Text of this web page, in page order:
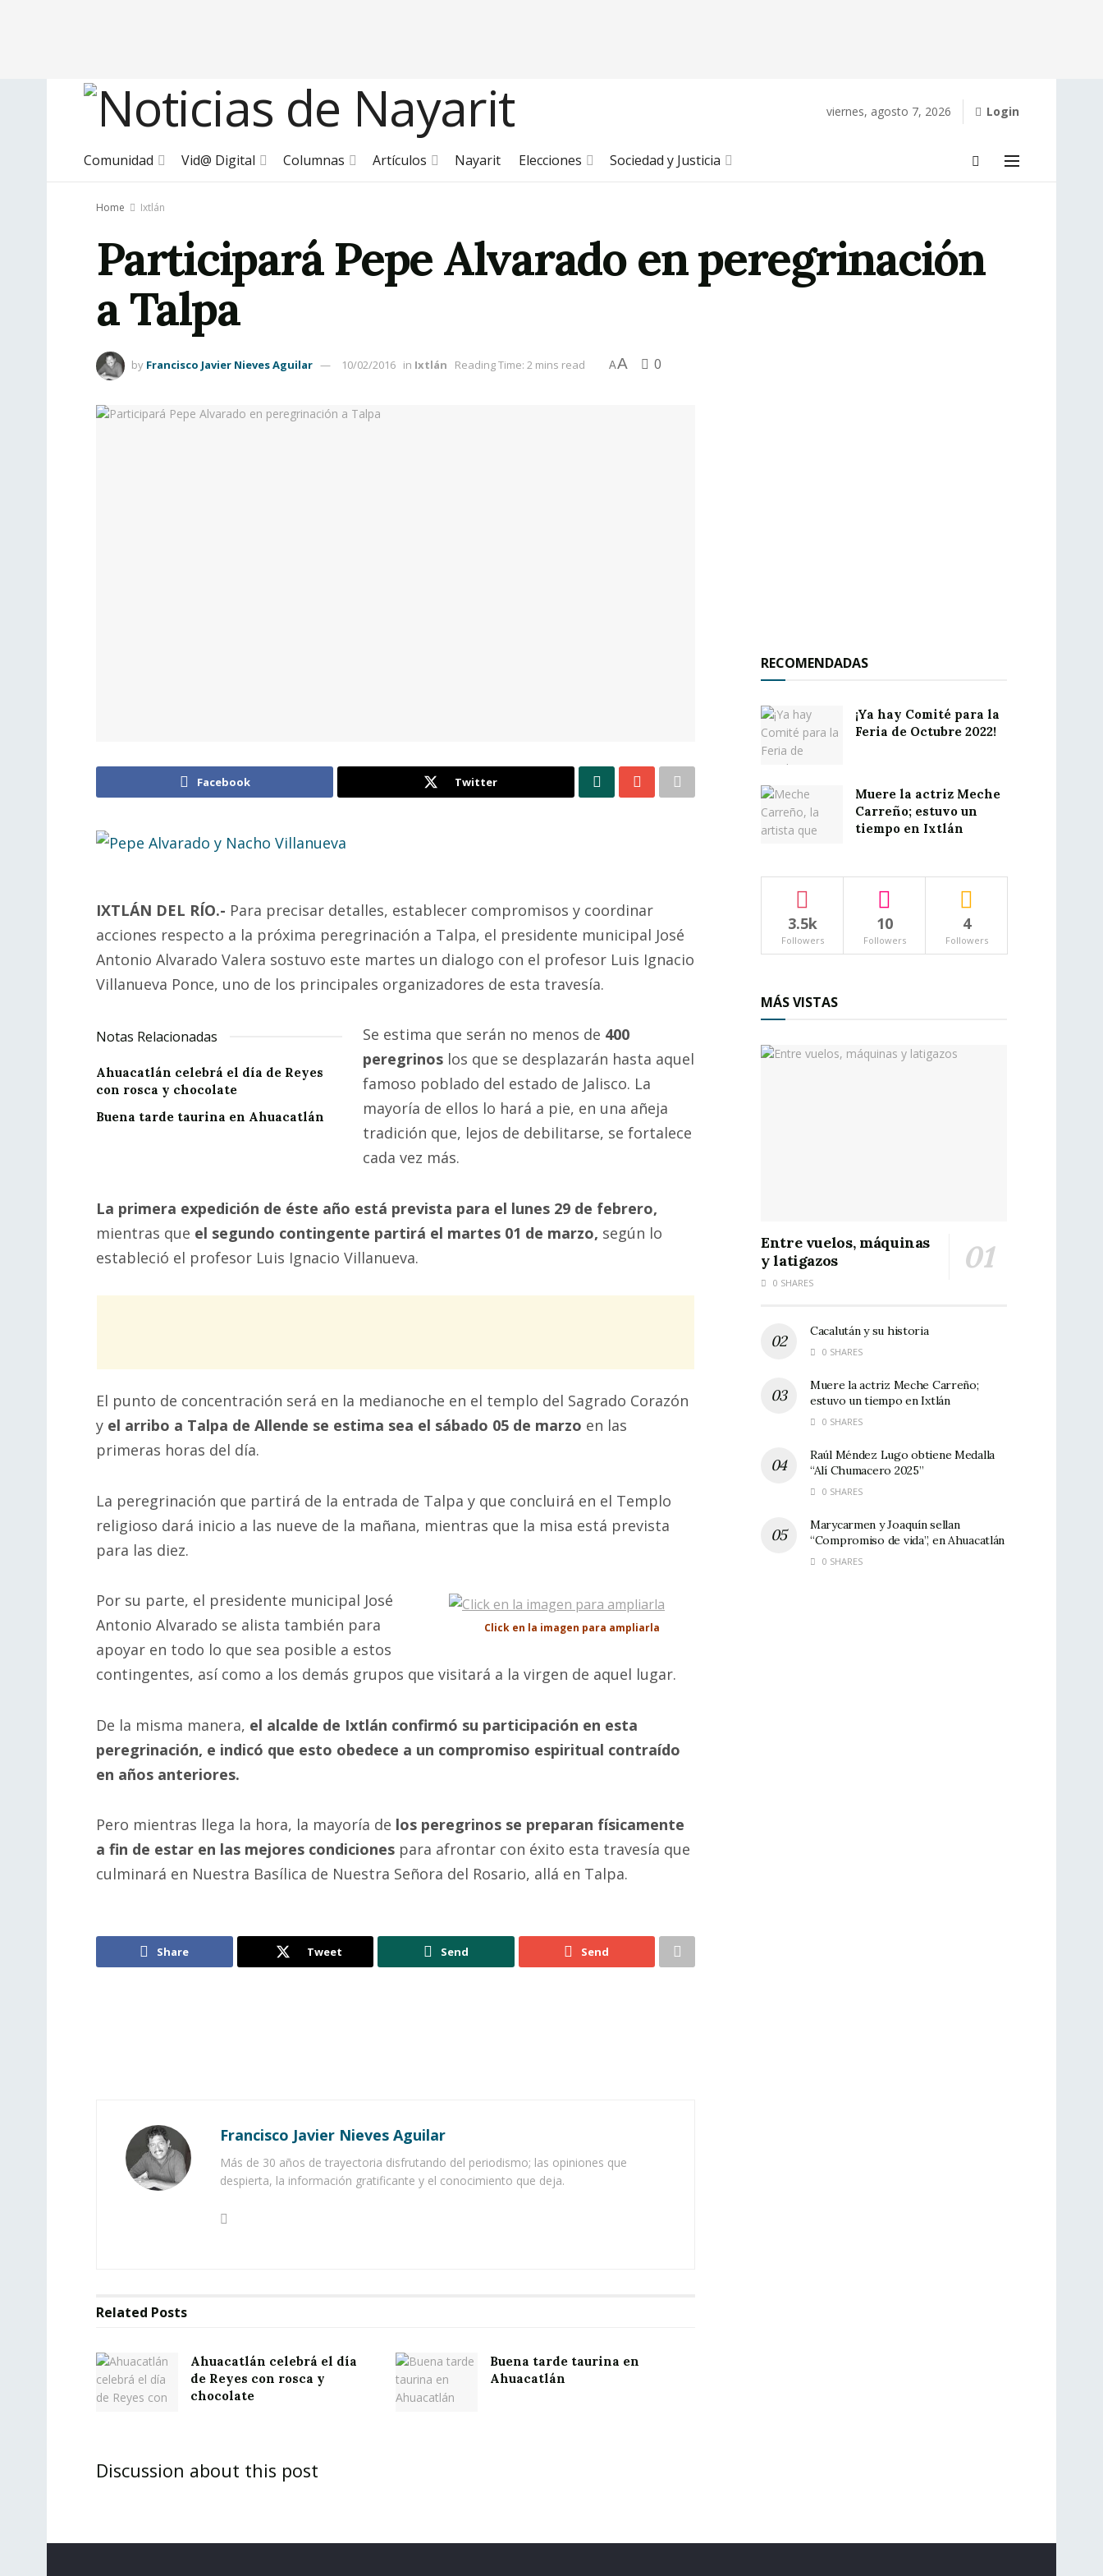
viernes, agosto 7, 2026 Login
Comunidad Vid@ Digital Columnas Artículos Nayarit Elecciones Sociedad y Justicia
Home Ixtlán
Participará Pepe Alvarado en peregrinación
a Talpa
by Francisco Javier Nieves Aguilar 10/02/2016 in Ixtlán Reading Time: 2 mins read AA 0
Facebook Twitter
IXTLÁN DEL RÍO.- Para precisar detalles, establecer compromisos y coordinar
acciones respecto a la próxima peregrinación a Talpa, el presidente municipal José
Antonio Alvarado Valera sostuvo este martes un dialogo con el profesor Luis Ignacio
Villanueva Ponce, uno de los principales organizadores de esta travesía.
Notas Relacionadas
Ahuacatlán celebrá el día de Reyes
con rosca y chocolate
Buena tarde taurina en Ahuacatlán
Se estima que serán no menos de 400
peregrinos los que se desplazarán hasta aquel
famoso poblado del estado de Jalisco. La
mayoría de ellos lo hará a pie, en una añeja
tradición que, lejos de debilitarse, se fortalece
cada vez más.
La primera expedición de éste año está prevista para el lunes 29 de febrero,
mientras que el segundo contingente partirá el martes 01 de marzo, según lo
estableció el profesor Luis Ignacio Villanueva.
El punto de concentración será en la medianoche en el templo del Sagrado Corazón
y el arribo a Talpa de Allende se estima sea el sábado 05 de marzo en las
primeras horas del día.
La peregrinación que partirá de la entrada de Talpa y que concluirá en el Templo
religioso dará inicio a las nueve de la mañana, mientras que la misa está prevista
para las diez.
Click en la imagen para ampliarla
Por su parte, el presidente municipal José
Antonio Alvarado se alista también para
apoyar en todo lo que sea posible a estos
contingentes, así como a los demás grupos que visitará a la virgen de aquel lugar.
De la misma manera, el alcalde de Ixtlán confirmó su participación en esta
peregrinación, e indicó que esto obedece a un compromiso espiritual contraído
en años anteriores.
Pero mientras llega la hora, la mayoría de los peregrinos se preparan físicamente
a fin de estar en las mejores condiciones para afrontar con éxito esta travesía que
culminará en Nuestra Basílica de Nuestra Señora del Rosario, allá en Talpa.
Share Tweet Send Send
Francisco Javier Nieves Aguilar
Más de 30 años de trayectoria disfrutando del periodismo; las opiniones que
despierta, la información gratificante y el conocimiento que deja.
Related Posts
Ahuacatlán celebrá el día
de Reyes con rosca y
chocolate
Buena tarde taurina en
Ahuacatlán
Discussion about this post
RECOMENDADAS
¡Ya hay Comité para la
Feria de Octubre 2022!
Muere la actriz Meche
Carreño; estuvo un
tiempo en Ixtlán
3.5k
Followers
10
Followers
4
Followers
MÁS VISTAS
Entre vuelos, máquinas
y latigazos
0 SHARES
Cacalután y su historia
0 SHARES
Muere la actriz Meche Carreño;
estuvo un tiempo en Ixtlán
0 SHARES
Raúl Méndez Lugo obtiene Medalla
“Alí Chumacero 2025”
0 SHARES
Marycarmen y Joaquín sellan
“Compromiso de vida”, en Ahuacatlán
0 SHARES